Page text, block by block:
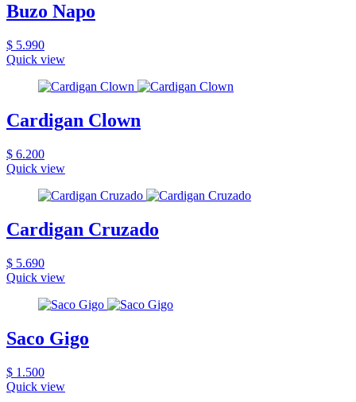
Buzo Napo
$ 5.990
Quick view
Cardigan Clown
$ 6.200
Quick view
Cardigan Cruzado
$ 5.690
Quick view
Saco Gigo
$ 1.500
Quick view